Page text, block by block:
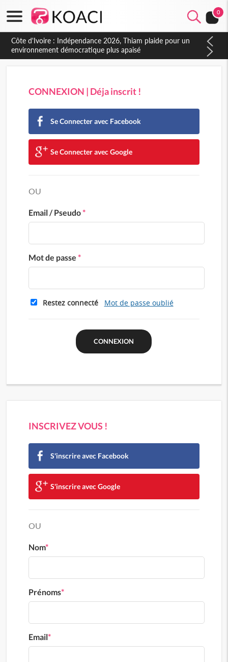
0
Côte d'Ivoire : Indépendance 2026, Thiam plaide pour un
environnement démocratique plus apaisé
CONNEXION | Déja inscrit !
Se Connecter avec Facebook
Se Connecter avec Google
OU
Email / Pseudo*
Mot de passe *
Restez connecté Mot de passe oublié
INSCRIVEZ VOUS !
S'inscrire avec Facebook
S'inscrire avec Google
OU
Nom*
Prénoms*
Email*